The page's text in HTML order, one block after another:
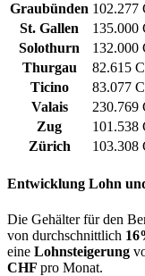
Graubünden 102.277
St. Gallen
135.000
Solothurn
132.000
Thurgau
82.615
Ticino
83.077
Valais
230.769
Zug
101.538
Zürich
103.308
Entwicklung Lohn
Die Gehälter für den
von durchschnittlich
eine Lohnsteigerung
CHF pro Monat.